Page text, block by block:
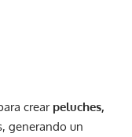
crear peluches,
generando un